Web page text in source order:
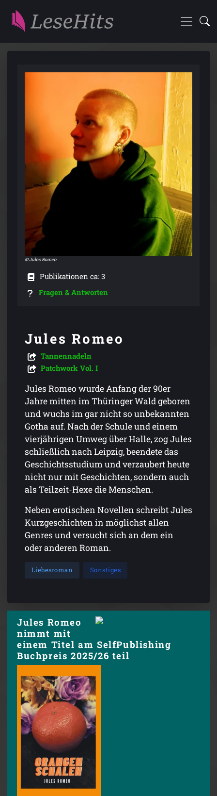
© Jules Romeo
Publikationen ca: 3
Fragen & Antworten
Jules Romeo
Tannennadeln
Patchwork Vol. I
Jules Romeo wurde Anfang der 90er
Jahre mitten im Thüringer Wald geboren
und wuchs im gar nicht so unbekannten
Gotha auf. Nach der Schule und einem
vierjährigen Umweg über Halle, zog Jules
schließlich nach Leipzig, beendete das
Geschichtsstudium und verzaubert heute
nicht nur mit Geschichten, sondern auch
als Teilzeit-Hexe die Menschen.
Neben erotischen Novellen schreibt Jules
Kurzgeschichten in möglichst allen
Genres und versucht sich an dem ein
oder anderen Roman.
Liebesroman Sonstiges
Jules Romeo
nimmt mit
einem Titel am SelfPublishing
Buchpreis 2025/26 teil